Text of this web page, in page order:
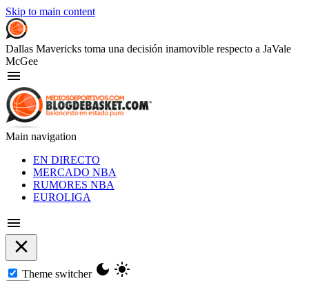
Skip to main content
Dallas Mavericks toma una decisión inamovible respecto a JaVale
McGee
Main navigation
EN DIRECTO
MERCADO NBA
RUMORES NBA
EUROLIGA
Theme switcher